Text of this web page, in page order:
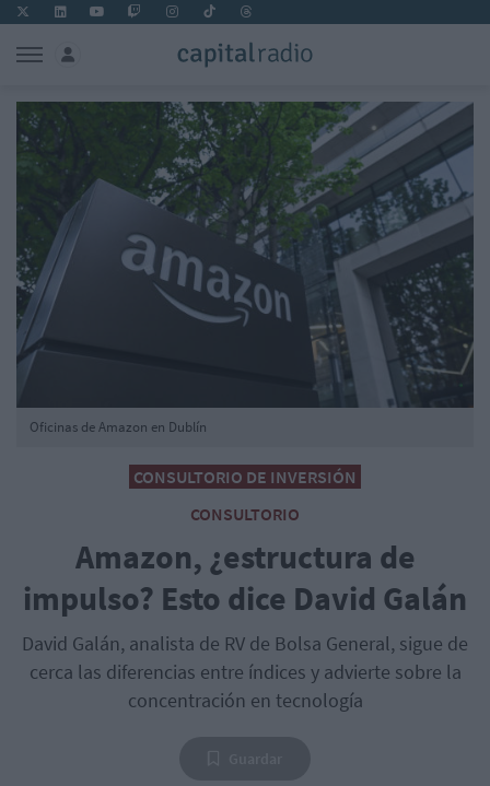
CONSULTORIO DE INVERSIÓN
CONSULTORIO
Amazon, ¿estructura de
impulso? Esto dice David Galán
David Galán, analista de RV de Bolsa General, sigue de
cerca las diferencias entre índices y advierte sobre la
concentración en tecnología
Oficinas de Amazon en Dublín